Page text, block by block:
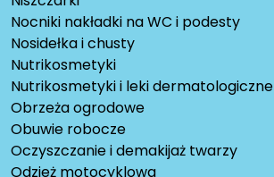
Nocniki nakładki na WC i podesty
Nosidełka i chusty
Nutrikosmetyki
Nutrikosmetyki i leki dermatologiczne
Obrzeża ogrodowe
Obuwie robocze
Oczyszczanie i demakijaż twarzy
Odzież motocyklowa